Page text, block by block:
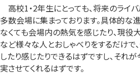
高校1・2年生にとっても、将来のライ
多数会場に集まっております。具体的な
なくても会場内の熱気を感じたり、現役
など様々な人とおしゃべりをするだけで
したり感じたりできるはずですし、それ
実させてくれるはずです。